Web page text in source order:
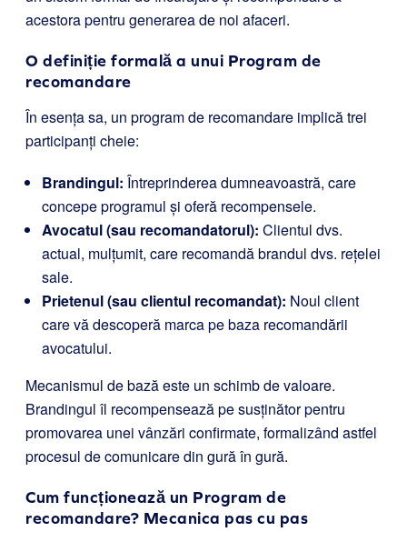
acestora pentru generarea de noi afaceri.
O definiție formală a unui Program de
recomandare
În esența sa, un program de recomandare implică trei
participanți cheie:
Brandingul: Întreprinderea dumneavoastră, care
concepe programul și oferă recompensele.
Avocatul (sau recomandatorul): Clientul dvs.
actual, mulțumit, care recomandă brandul dvs. rețelei
sale.
Prietenul (sau clientul recomandat): Noul client
care vă descoperă marca pe baza recomandării
avocatului.
Mecanismul de bază este un schimb de valoare.
Brandingul îl recompensează pe susținător pentru
promovarea unei vânzări confirmate, formalizând astfel
procesul de comunicare din gură în gură.
Cum funcționează un Program de
recomandare? Mecanica pas cu pas